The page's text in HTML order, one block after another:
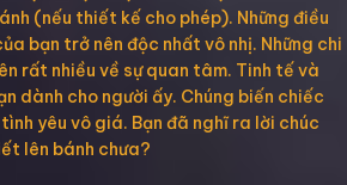
(nếu thiết kế cho phép). Những điều
bạn trở nên độc nhất vô nhị. Những chi
rất nhiều về sự quan tâm. Tinh tế và
dành cho người ấy. Chúng biến chiếc
yêu vô giá. Bạn đã nghĩ ra lời chúc
lên bánh chưa?